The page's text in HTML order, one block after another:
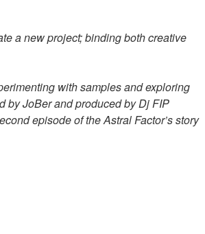
a new project; binding both creative
with samples and exploring
by JoBer and produced by Dj FIP
episode of the Astral Factor’s story